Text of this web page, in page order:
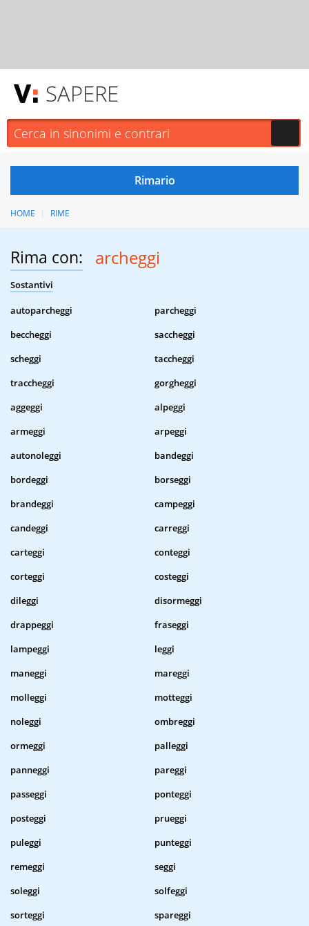
SAPERE
HOME RIME
Rima con: archeggi
Sostantivi
autoparcheggi
parcheggi
beccheggi
saccheggi
scheggi
taccheggi
traccheggi
gorgheggi
aggeggi
alpeggi
armeggi
arpeggi
autonoleggi
bandeggi
bordeggi
borseggi
brandeggi
campeggi
candeggi
carreggi
carteggi
conteggi
corteggi
costeggi
dileggi
disormeggi
drappeggi
fraseggi
lampeggi
leggi
maneggi
mareggi
molleggi
motteggi
noleggi
ombreggi
ormeggi
palleggi
panneggi
pareggi
passeggi
ponteggi
posteggi
prueggi
puleggi
punteggi
remeggi
seggi
soleggi
solfeggi
sorteggi
spareggi